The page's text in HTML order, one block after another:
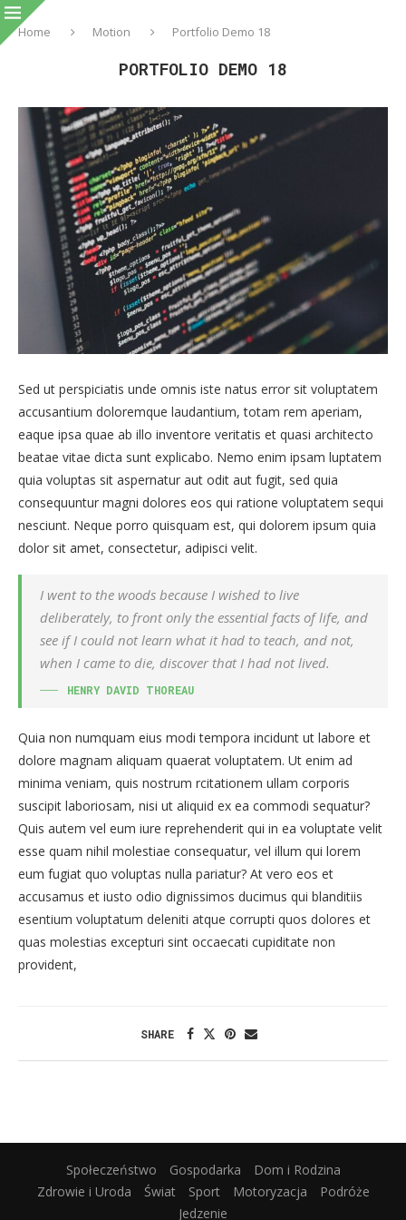
Home Motion Portfolio Demo 18
PORTFOLIO DEMO 18
Sed ut perspiciatis unde omnis iste natus error sit voluptatem
accusantium doloremque laudantium, totam rem aperiam,
eaque ipsa quae ab illo inventore veritatis et quasi architecto
beatae vitae dicta sunt explicabo. Nemo enim ipsam luptatem
quia voluptas sit aspernatur aut odit aut fugit, sed quia
consequuntur magni dolores eos qui ratione voluptatem sequi
nesciunt. Neque porro quisquam est, qui dolorem ipsum quia
dolor sit amet, consectetur, adipisci velit.
I went to the woods because I wished to live
deliberately, to front only the essential facts of life, and
see if I could not learn what it had to teach, and not,
when I came to die, discover that I had not lived.
HENRY DAVID THOREAU
Quia non numquam eius modi tempora incidunt ut labore et
dolore magnam aliquam quaerat voluptatem. Ut enim ad
minima veniam, quis nostrum rcitationem ullam corporis
suscipit laboriosam, nisi ut aliquid ex ea commodi sequatur?
Quis autem vel eum iure reprehenderit qui in ea voluptate velit
esse quam nihil molestiae consequatur, vel illum qui lorem
eum fugiat quo voluptas nulla pariatur? At vero eos et
accusamus et iusto odio dignissimos ducimus qui blanditiis
esentium voluptatum deleniti atque corrupti quos dolores et
quas molestias excepturi sint occaecati cupiditate non
provident,
SHARE
Społeczeństwo Gospodarka
Dom i Rodzina
Zdrowie i Uroda
Świat Sport Motoryzacja
Podróże
Jedzenie